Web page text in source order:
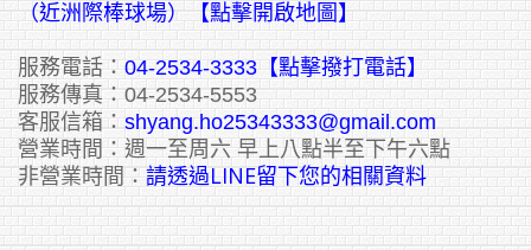
（近洲際棒球場）【點擊開啟地圖】
服務電話： 04-2534-3333 【點擊撥打電話】
服務傳真：04-2534-5553
客服信箱： shyang.ho25343333@gmail.com
營業時間：週一至周六 早上八點半至下午六點
非營業時間： 請透過LINE留下您的相關資料